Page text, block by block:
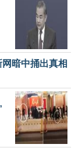
暗中捅出真相